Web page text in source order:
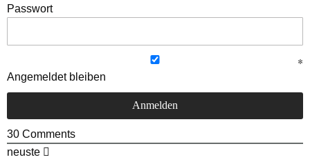
Passwort
Angemeldet bleiben
30 Comments
neuste